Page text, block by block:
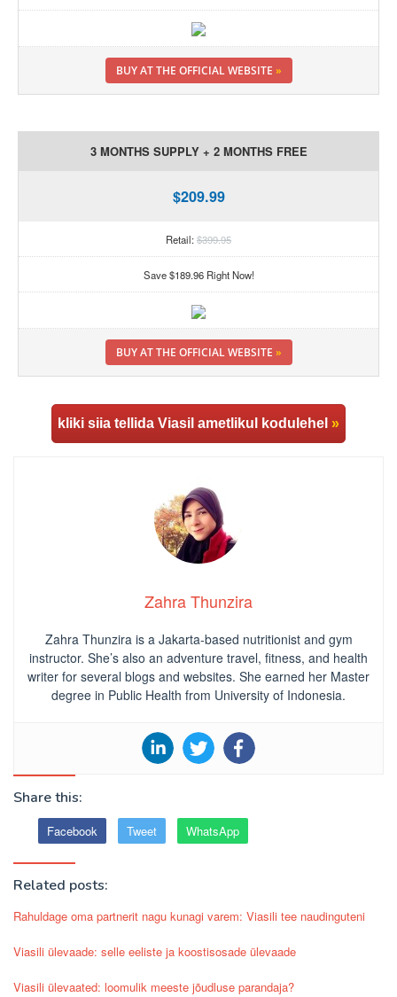
BUY AT THE OFFICIAL WEBSITE »
3 MONTHS SUPPLY + 2 MONTHS FREE
$209.99
Retail:$399.95
Save $189.96 Right Now!
BUY AT THE OFFICIAL WEBSITE »
kliki siia tellida Viasil ametlikul kodulehel »
Zahra Thunzira
Zahra Thunzira is a Jakarta-based nutritionist and gym
instructor. She’s also an adventure travel, fitness, and health
writer for several blogs and websites. She earned her Master
degree in Public Health from University of Indonesia.
Share this:
Facebook Tweet WhatsApp
Related posts:
Rahuldage oma partnerit nagu kunagi varem: Viasili tee naudinguteni
Viasili ülevaade: selle eeliste ja koostisosade ülevaade
Viasili ülevaated: loomulik meeste jõudluse parandaja?